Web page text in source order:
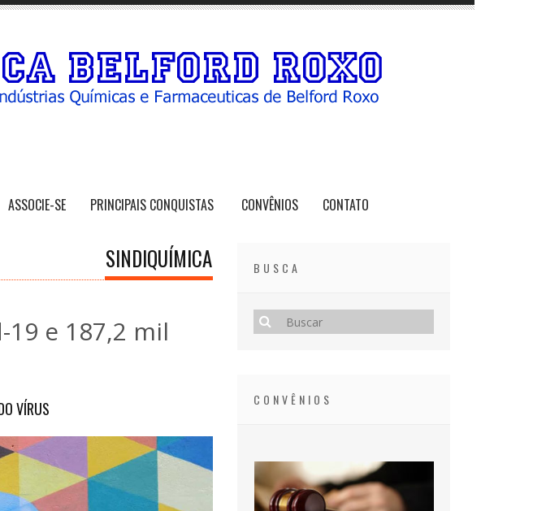
ASSOCIE-SE PRINCIPAIS CONQUISTAS CONVÊNIOS CONTATO
SINDIQUÍMICA
e 187,2 mil
VÍRUS
BUSCA
CONVÊNIOS